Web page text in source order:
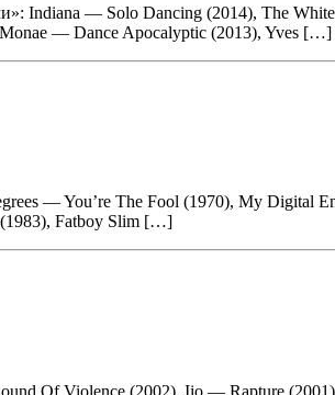
Indiana — Solo Dancing (2014), The
— Dance Apocalyptic (2013), Yves […]
— You’re The Fool (1970), My Digital
Fatboy Slim […]
Of Violence (2002), Iio — Rapture